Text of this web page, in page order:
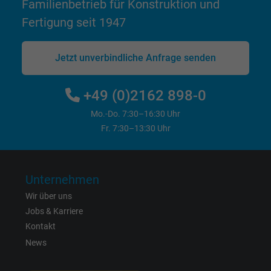
Laufzeit 1 Tag
Besucher die Website nutzt.
_gat_UA-4852692-1, Google Analytics
Google LLC
Zweck
Cookie von Google für Website-Analysen.
Familienbetrieb für Konstruktion und
Fertigung seit 1947
Jetzt unverbindliche Anfrage senden
+49 (0)2162 898-0
Mo.-Do. 7:30–16:30 Uhr
Fr. 7:30–13:30 Uhr
Unternehmen
Wir über uns
Jobs & Karriere
Kontakt
News